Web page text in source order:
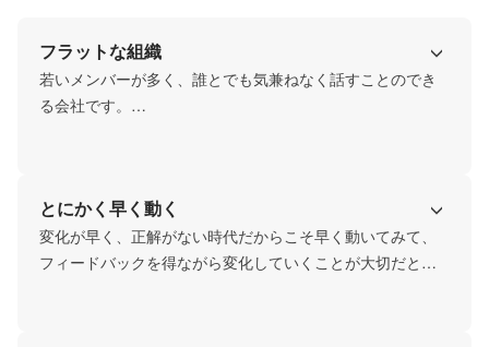
フラットな組織
若いメンバーが多く、誰とでも気兼ねなく話すことのでき
る会社です。
とにかく早く動く
変化が早く、正解がない時代だからこそ早く動いてみて、
フィードバックを得ながら変化していくことが大切だと考